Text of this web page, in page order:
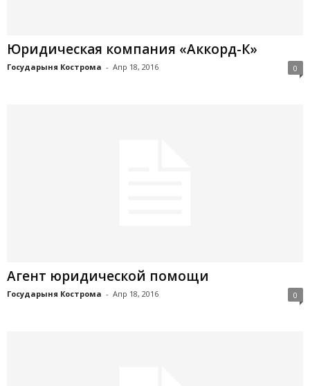
Юридическая компания «Аккорд-К»
Государыня Кострома - Апр 18, 2016 0
Агент юридической помощи
Государыня Кострома - Апр 18, 2016 0